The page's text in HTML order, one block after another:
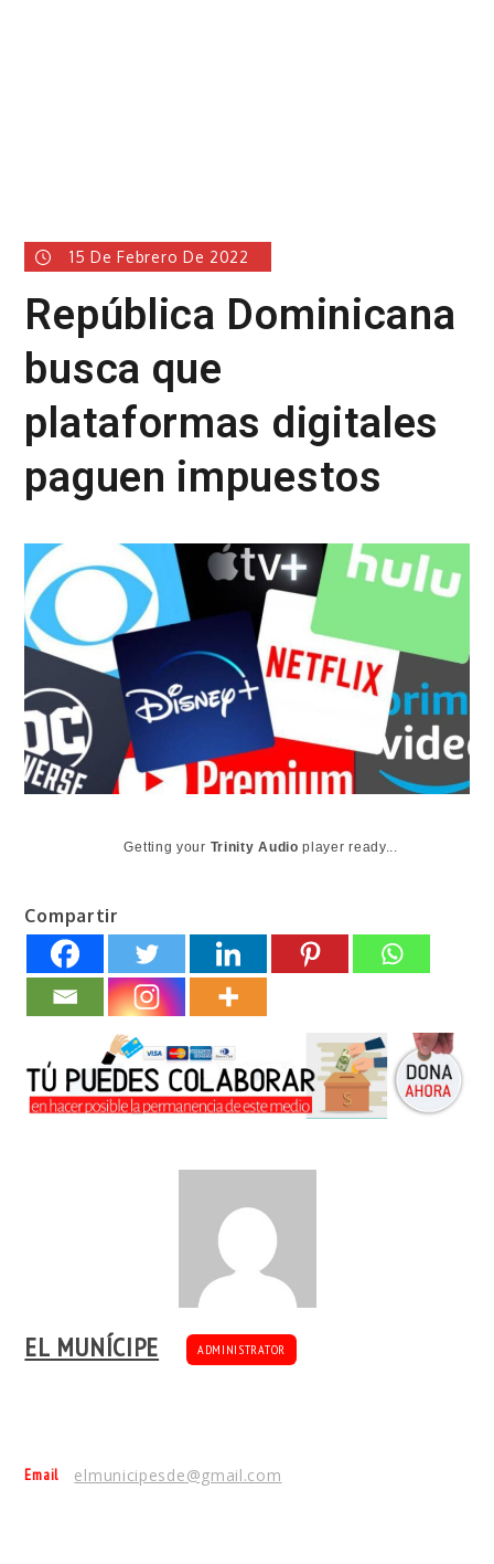
15 De Febrero De 2022
República Dominicana
busca que
plataformas digitales
paguen impuestos
Getting your Trinity Audio player ready...
Compartir
EL MUNÍCIPE ADMINISTRATOR
Email elmunicipesde@gmail.com